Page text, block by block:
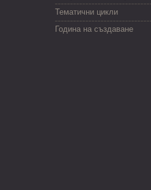
Тематични цикли
Година на създаване